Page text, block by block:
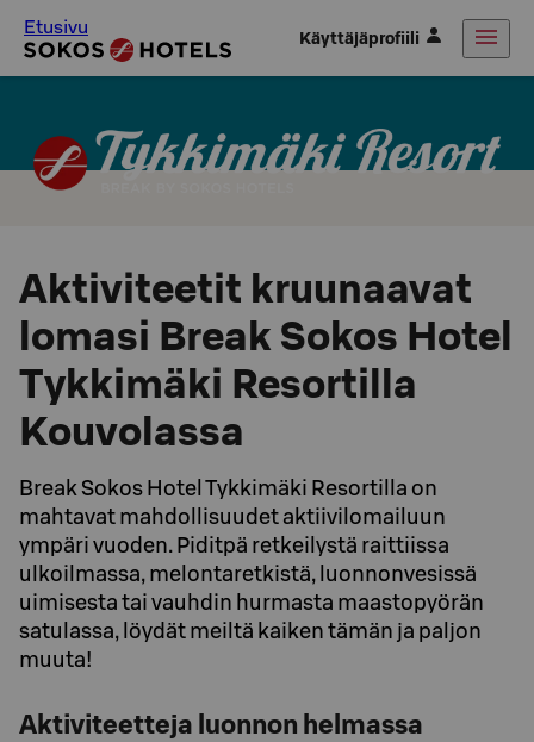
Etusivu Käyttäjäprofiili
Aktiviteetit kruunaavat
lomasi Break Sokos Hotel
Tykkimäki Resortilla
Kouvolassa
Break Sokos Hotel Tykkimäki Resortilla on
mahtavat mahdollisuudet aktiivilomailuun
ympäri vuoden. Piditpä retkeilystä raittiissa
ulkoilmassa, melontaretkistä, luonnonvesissä
uimisesta tai vauhdin hurmasta maastopyörän
satulassa, löydät meiltä kaiken tämän ja paljon
muuta!
Aktiviteetteja luonnon helmassa